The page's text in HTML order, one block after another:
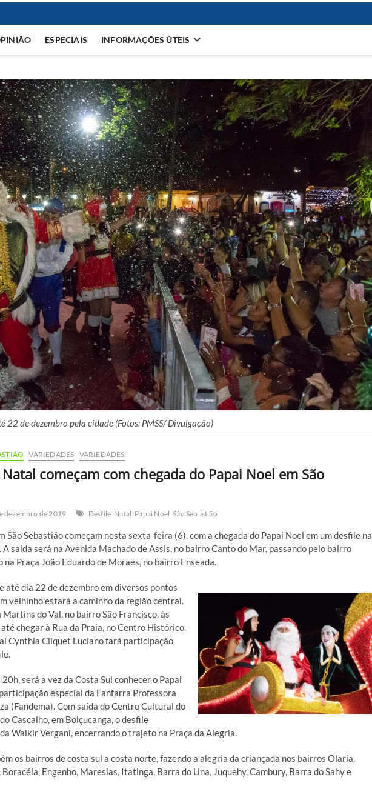
ESPECIAIS INFORMAÇÕES ÚTEIS
22 de dezembro pela cidade (Fotos: PMSS/ Divulgação)
VARIEDADES VARIEDADES
começam com chegada do Papai Noel em São
dezembro de 2019 Desfile Natal Papai Noel São Sebastião
São Sebastião começam nesta sexta-feira (6), com a chegada do Papai Noel em um desfile na
saída será na Avenida Machado de Assis, no bairro Canto do Mar, passando pelo bairro
Praça João Eduardo de Moraes, no bairro Enseada.
até dia 22 de dezembro em diversos pontos
velhinho estará a caminho da região central.
do Val, no bairro São Francisco, às
chegar à Rua da Praia, no Centro Histórico.
Cynthia Cliquet Luciano fará participação
será a vez da Costa Sul conhecer o Papai
especial da Fanfarra Professora
(Fandema). Com saída do Centro Cultural do
Cascalho, em Boiçucanga, o desfile
Walkir Vergani, encerrando o trajeto na Praça da Alegria.
os bairros de costa sul a costa norte, fazendo a alegria da criançada nos bairros Olaria,
Engenho, Maresias, Itatinga, Barra do Una, Juquehy, Cambury, Barra do Sahy e